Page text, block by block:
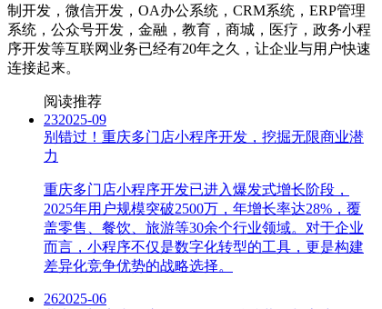
制开发，微信开发，OA办公系统，CRM系统，ERP管理
系统，公众号开发，金融，教育，商城，医疗，政务小程
序开发等互联网业务已经有20年之久，让企业与用户快速
连接起来。
阅读推荐
232025-09
别错过！重庆多门店小程序开发，挖掘无限商业潜
力
重庆多门店小程序开发已进入爆发式增长阶段，
2025年用户规模突破2500万，年增长率达28%，覆
盖零售、餐饮、旅游等30余个行业领域。对于企业
而言，小程序不仅是数字化转型的工具，更是构建
差异化竞争优势的战略选择。
262025-06